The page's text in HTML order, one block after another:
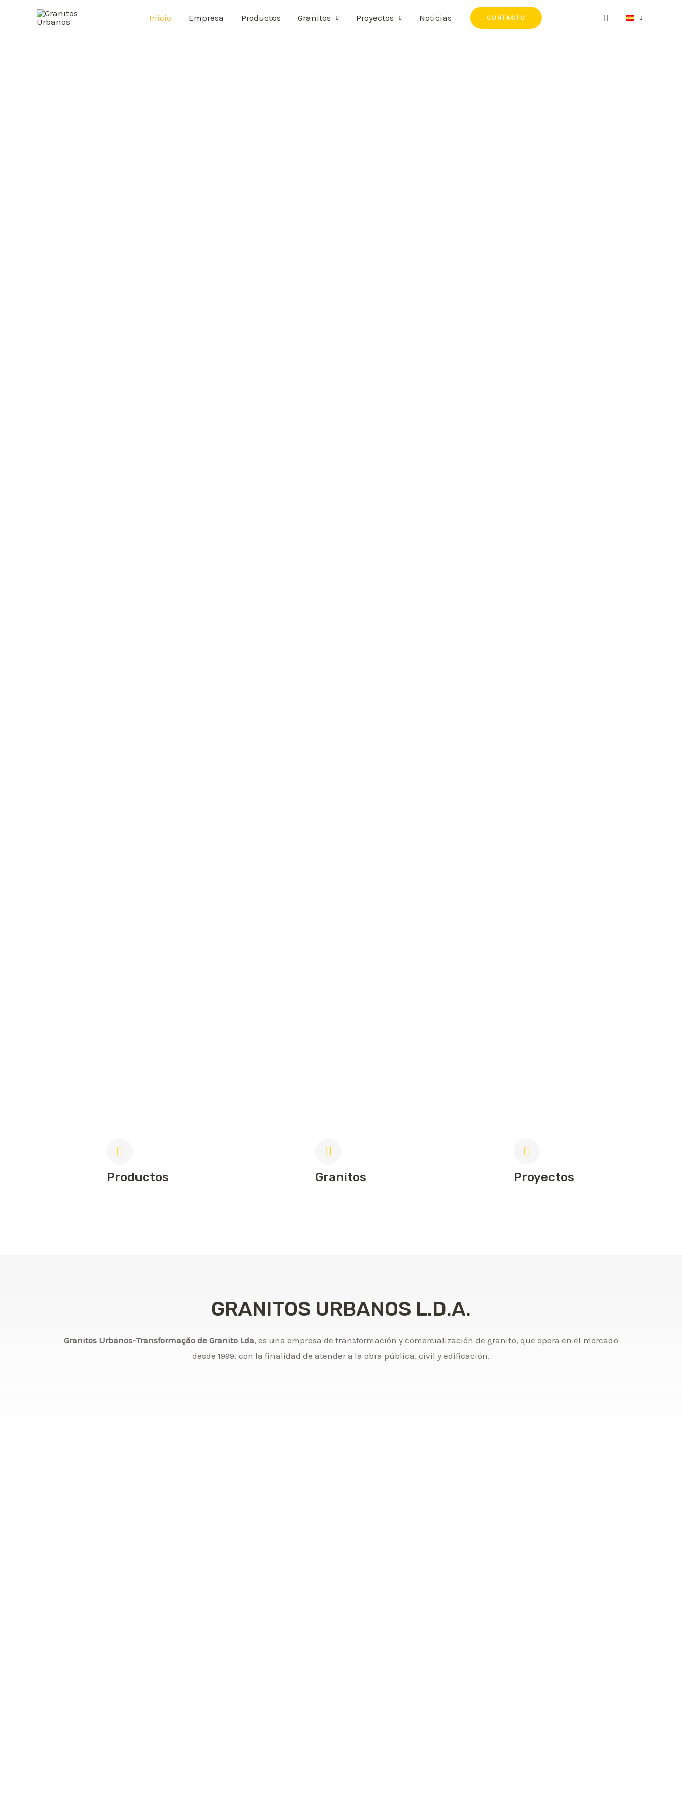
Inicio Empresa Productos Granitos Proyectos Noticias CONTACTO
Productos Granitos Proyectos
GRANITOS URBANOS L.D.A.
Granitos Urbanos-Transformação de Granito Lda, es una empresa de transformación y comercialización de granito, que opera en el mercado
desde 1999, con la finalidad de atender a la obra pública, civil y edificación.